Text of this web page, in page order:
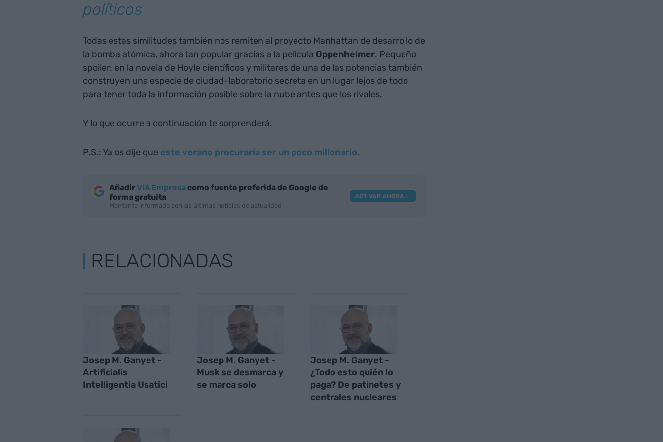
políticos
Todas estas similitudes también nos remiten al proyecto Manhattan de desarrollo de
la bomba atómica, ahora tan popular gracias a la película Oppenheimer. Pequeño
spoiler: en la novela de Hoyle científicos y militares de una de las potencias también
construyen una especie de ciudad-laboratorio secreta en un lugar lejos de todo
para tener toda la información posible sobre la nube antes que los rivales.
Y lo que ocurre a continuación te sorprenderá.
P.S.: Ya os dije que este verano procuraría ser un poco millonario.
AñadirVIA Empresacomo fuente preferida de Google de
forma gratuita
Mantente informado con las últimas noticias de actualidad
ACTIVAR AHORA
RELACIONADAS
Josep M. Ganyet -
Artificialis
Intelligentia Usatici
Josep M. Ganyet -
Musk se desmarca y
se marca solo
Josep M. Ganyet -
¿Todo esto quién lo
paga? De patinetes y
centrales nucleares